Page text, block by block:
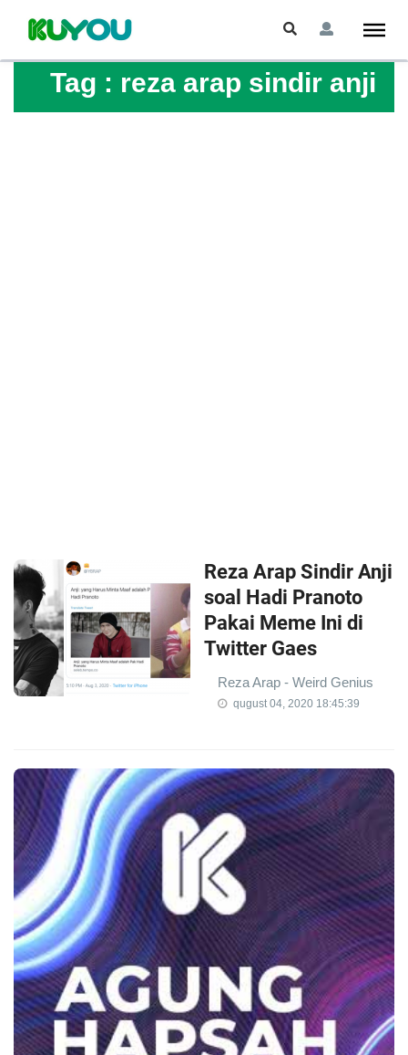
Tag : reza arap sindir anji
Reza Arap Sindir Anji
soal Hadi Pranoto
Pakai Meme Ini di
Twitter Gaes
Reza Arap - Weird Genius
qugust 04, 2020 18:45:39